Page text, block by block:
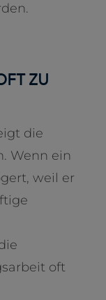
ZU
die
Wenn ein
weil er
oft